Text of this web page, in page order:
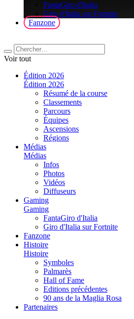
FantaGiro d'Italia
Giro d'Italia sur Fortnite
Fanzone
Voir tout
Édition 2026
Édition 2026
Résumé de la course
Classements
Parcours
Équipes
Ascensions
Régions
Médias
Médias
Infos
Photos
Vidéos
Diffuseurs
Gaming
Gaming
FantaGiro d'Italia
Giro d'Italia sur Fortnite
Fanzone
Histoire
Histoire
Symboles
Palmarès
Hall of Fame
Editions précédentes
90 ans de la Maglia Rosa
Partenaires